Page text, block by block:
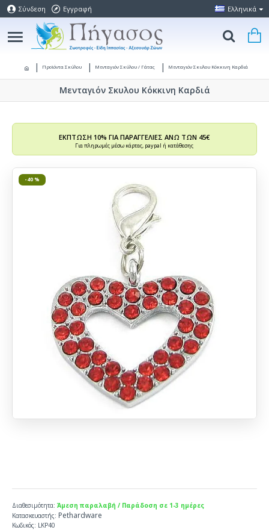
Σύνδεση Εγγραφή Ελληνικά
Προϊόντα Σκύλου Μενταγιόν Σκύλου / Γάτας Μενταγιόν Σκυλου Κόκκινη Καρδιά
Μενταγιόν Σκυλου Κόκκινη Καρδιά
ΕΚΠΤΩΣΗ 10% ΓΙΑ ΠΑΡΑΓΓΕΛΙΕΣ ΑΝΩ ΤΩΝ 45€
Για πληρωμές μέσω κάρτας, paypal ή κατάθεσης
-40 %
Διαθεσιμότητα: Άμεση παραλαβή / Παράδοση σε 1-3 ημέρες
Κατασκευαστής: Pethardware
Κωδικός: LKP40